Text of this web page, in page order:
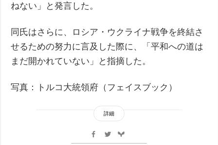
ねない」と発言した。
同氏はさらに、ロシア・ウクライナ戦争を終結さ
せるための努力に言及した際に、「平和への道は
まだ開かれていない」と指摘した。
写真：トルコ大統領府（フェイスブック）
詳細